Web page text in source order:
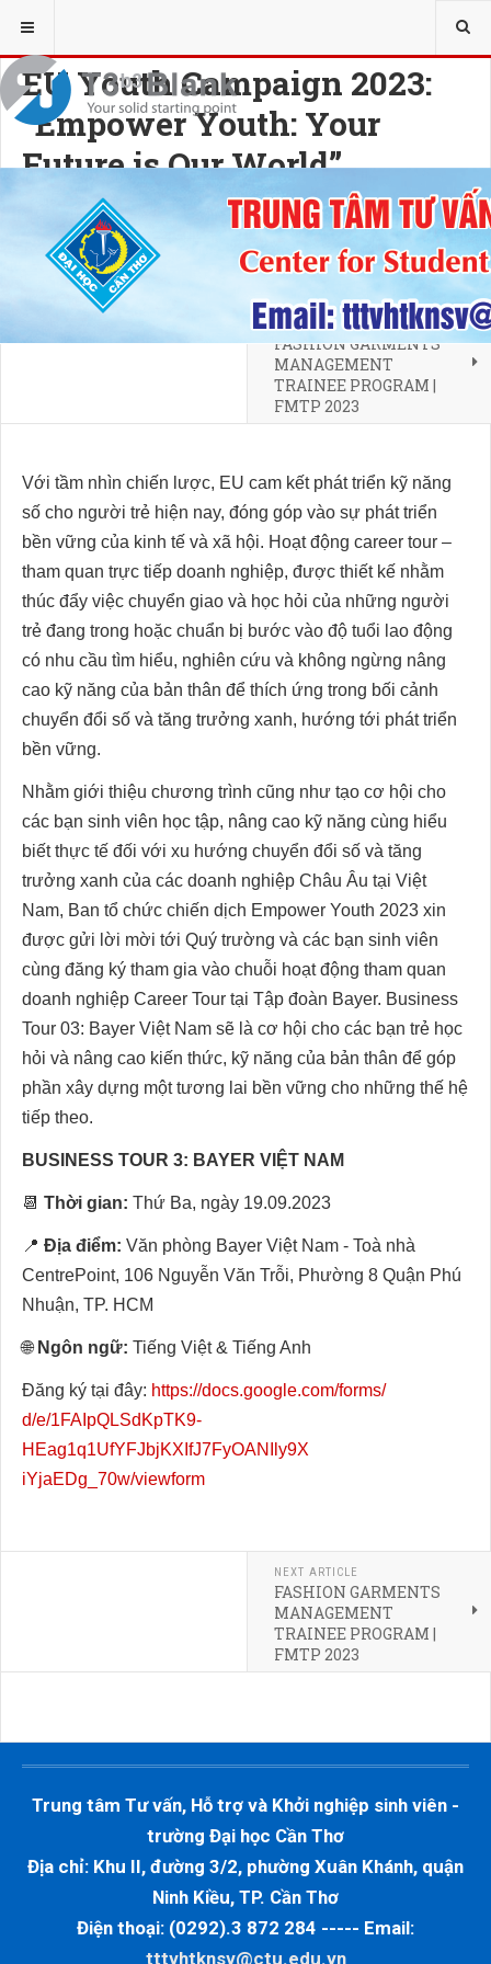
YOU ARE HERE:
EU Youth Campaign 2023:
“Empower Youth: Your
Future is Our World”
18 SEPTEMBER 2023 HITS: 2495
NEXT ARTICLE
FASHION GARMENTS
MANAGEMENT
TRAINEE PROGRAM |
FMTP 2023
Với tầm nhìn chiến lược, EU cam kết phát triển kỹ năng
số cho người trẻ hiện nay, đóng góp vào sự phát triển
bền vững của kinh tế và xã hội. Hoạt động career tour –
tham quan trực tiếp doanh nghiệp, được thiết kế nhằm
thúc đẩy việc chuyển giao và học hỏi của những người
trẻ đang trong hoặc chuẩn bị bước vào độ tuổi lao động
có nhu cầu tìm hiểu, nghiên cứu và không ngừng nâng
cao kỹ năng của bản thân để thích ứng trong bối cảnh
chuyển đổi số và tăng trưởng xanh, hướng tới phát triển
bền vững.
Nhằm giới thiệu chương trình cũng như tạo cơ hội cho
các bạn sinh viên học tập, nâng cao kỹ năng cùng hiểu
biết thực tế đối với xu hướng chuyển đổi số và tăng
trưởng xanh của các doanh nghiệp Châu Âu tại Việt
Nam, Ban tổ chức chiến dịch Empower Youth 2023 xin
được gửi lời mời tới Quý trường và các bạn sinh viên
cùng đăng ký tham gia vào chuỗi hoạt động tham quan
doanh nghiệp Career Tour tại Tập đoàn Bayer. Business
Tour 03: Bayer Việt Nam sẽ là cơ hội cho các bạn trẻ học
hỏi và nâng cao kiến thức, kỹ năng của bản thân để góp
phần xây dựng một tương lai bền vững cho những thế hệ
tiếp theo.
BUSINESS TOUR 3: BAYER VIỆT NAM
📆 Thời gian: Thứ Ba, ngày 19.09.2023
📍 Địa điểm: Văn phòng Bayer Việt Nam - Toà nhà
CentrePoint, 106 Nguyễn Văn Trỗi, Phường 8 Quận Phú
Nhuận, TP. HCM
🌐 Ngôn ngữ: Tiếng Việt & Tiếng Anh
Đăng ký tại đây: https://docs.google.com/forms/
d/e/1FAIpQLSdKpTK9-
HEag1q1UfYFJbjKXIfJ7FyOANIly9X
iYjaEDg_70w/viewform
NEXT ARTICLE
FASHION GARMENTS
MANAGEMENT
TRAINEE PROGRAM |
FMTP 2023
Trung tâm Tư vấn, Hỗ trợ và Khởi nghiệp sinh viên -
trường Đại học Cần Thơ
Địa chỉ: Khu II, đường 3/2, phường Xuân Khánh, quận
Ninh Kiều, TP. Cần Thơ
Điện thoại: (0292).3 872 284 ----- Email:
tttvhtknsv@ctu.edu.vn